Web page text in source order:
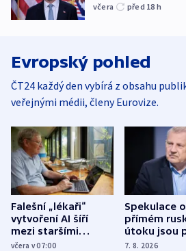
včera před 18 h
Evropský pohled
ČT24 každý den vybírá z obsahu
veřejnými médii, členy Eurovize.
Falešní „lékaři“
vytvoření AI šíří
mezi staršími
Poláky nebezpečné
včera v 07:00
Spekulace o
přímém
útoku jsou
míní
7. 8. 2026